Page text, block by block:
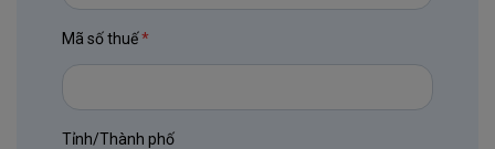
Mã số thuế*
Tỉnh/Thành phố